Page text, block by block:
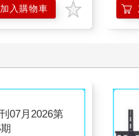
加入購物車